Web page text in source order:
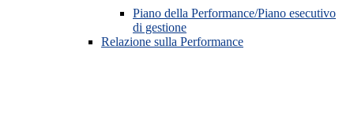
Piano della Performance/Piano esecutivo
di gestione
Relazione sulla Performance